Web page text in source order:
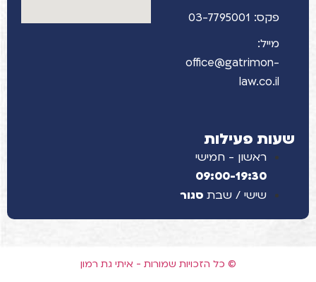
פקס: 03-7795001
מייל:
office@gatrimon-
law.co.il
שעות פעילות
ראשון - חמישי
09:00-19:30
שישי / שבת סגור
© כל הזכויות שמורות - איתי גת רמון